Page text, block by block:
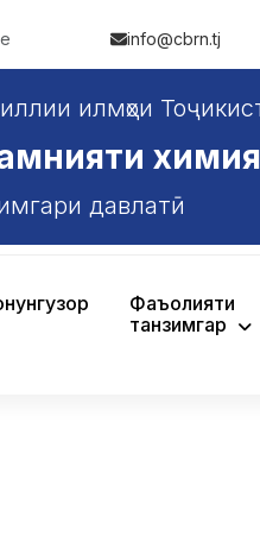
info@cbrn.tj
илмҳои
давлатӣ
Фаъолияти
танзимгарӣ